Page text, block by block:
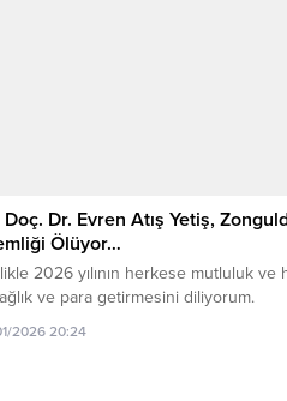
Doç. Dr. Evren Atış Yetiş,
Ölüyor…
2026 yılının herkese mutluluk ve
ve para getirmesini diliyorum.
2026 20:24